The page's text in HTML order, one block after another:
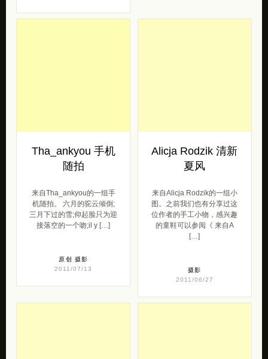
Tha_ankyou 手机
随拍
来自Tha_ankyou的一组手
机随拍。 六月的驼云倾倒;
三月下过的雪;仰起脸只为迎
接落空的一个吻;il y […]
原创
摄影
2011/07/13
Alicja Rodzik 清新
夏风
来自Alicja Rodzik的一组小
图。之前我们也有分享过这
位作者的手工小物，感兴趣
的童鞋可以参阅《 来自A
[…]
摄影
2011/06/27